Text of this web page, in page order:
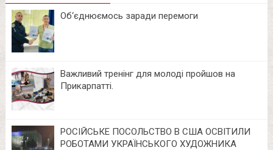
Об‘єднюємось заради перемоги
Важливий тренінг для молоді пройшов на
Прикарпатті.
РОСІЙСЬКЕ ПОСОЛЬСТВО В США ОСВІТИЛИ
РОБОТАМИ УКРАЇНСЬКОГО ХУДОЖНИКА